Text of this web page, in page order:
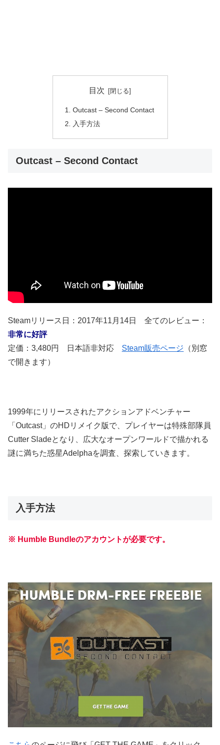
目次
Outcast – Second Contact
入手方法
Outcast – Second Contact
Steamリリース日：2017年11月14日 全てのレビュー：
非常に好評
定価：3,480円 日本語非対応 Steam販売ページ （別窓
で開きます）
1999年にリリースされたアクションアドベンチャー
「Outcast」のHDリメイク版で、プレイヤーは特殊部隊員
Cutter Sladeとなり、広大なオープンワールドで描かれる
謎に満ちた惑星Adelphaを調査、探索していきます。
入手方法
※ Humble Bundleのアカウントが必要です。